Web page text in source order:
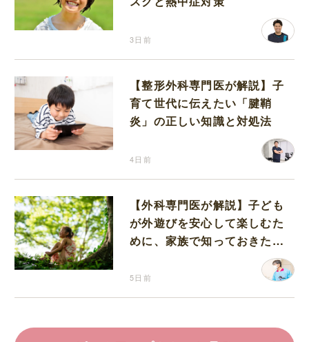
3日前
【整形外科専門医が解説】子
育て世代に伝えたい「腱鞘
炎」の正しい知識と対処法
4日前
【外科専門医が解説】子ども
が外遊びを安心して楽しむた
めに、家族で知っておきたい
5日前